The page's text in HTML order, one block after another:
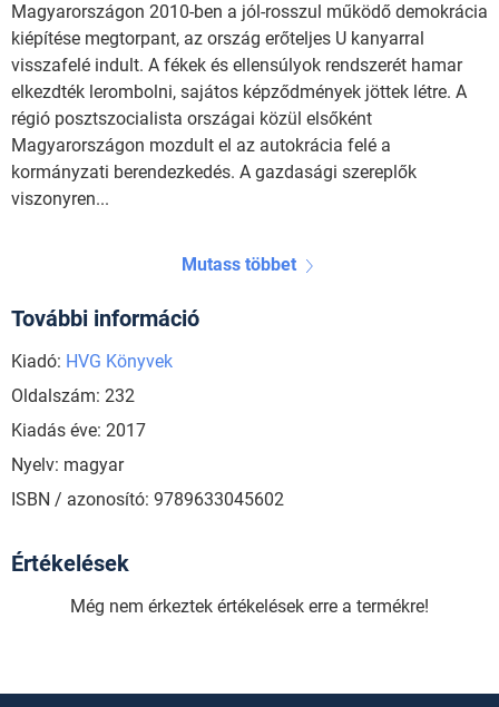
Magyarországon 2010-ben a jól-rosszul működő demokrácia
kiépítése megtorpant, az ország erőteljes U kanyarral
visszafelé indult. A fékek és ellensúlyok rendszerét hamar
elkezdték lerombolni, sajátos képződmények jöttek létre. A
régió posztszocialista országai közül elsőként
Magyarországon mozdult el az autokrácia felé a
kormányzati berendezkedés. A gazdasági szereplők
viszonyren...
Mutass többet
További információ
Kiadó: HVG Könyvek
Oldalszám: 232
Kiadás éve: 2017
Nyelv: magyar
ISBN / azonosító: 9789633045602
Értékelések
Még nem érkeztek értékelések erre a termékre!